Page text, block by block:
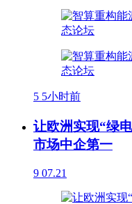
5 5小时前
让欧洲实现“绿
市场中企第一
9 07.21